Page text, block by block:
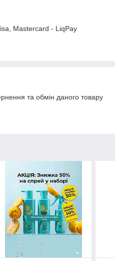
Mastercard - LiqPay
та обмін даного товару